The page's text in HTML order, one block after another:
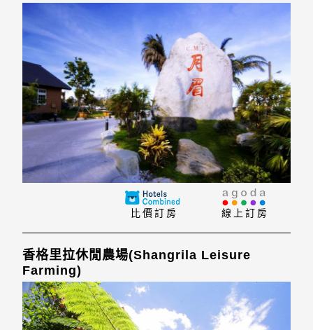
線上訂房
比價訂房
香格里拉休閒農場(Shangrila Leisure
Farming)